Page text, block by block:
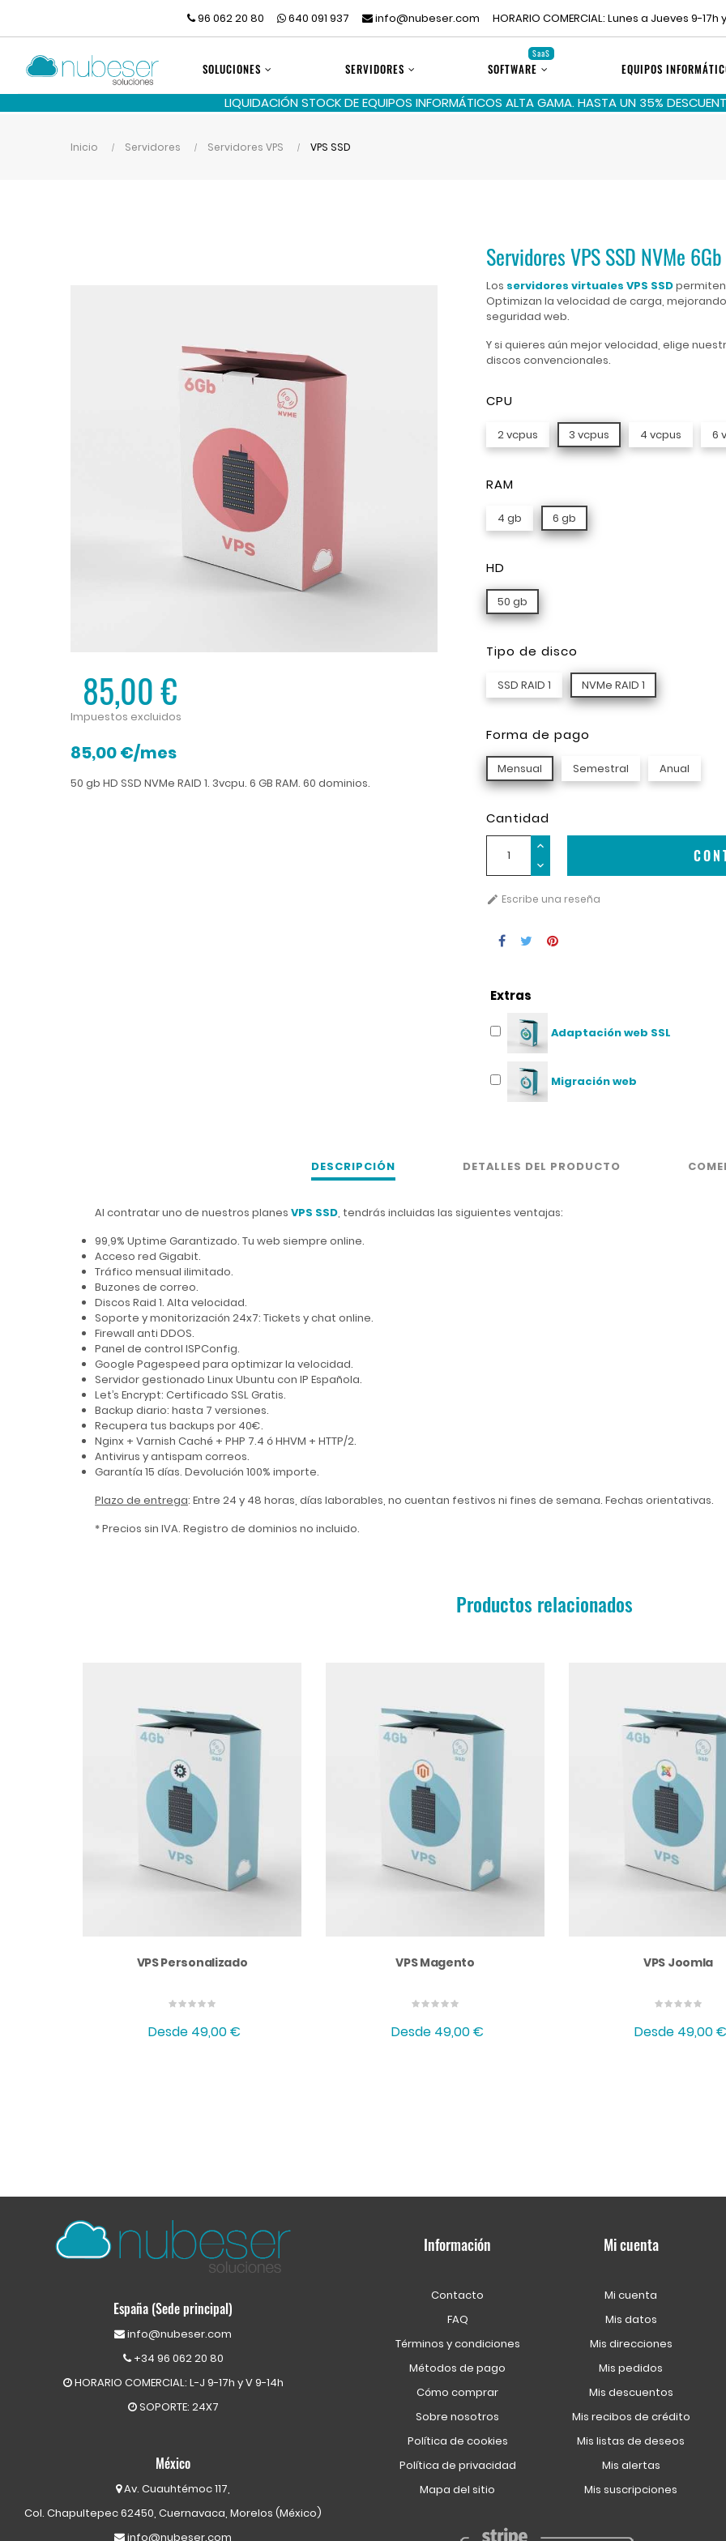
96 062 20 80 640 091 937 info@nubeser.com HORARIO COMERCIAL: Lunes a Jueves 9-
SOLUCIONES SERVIDORES SOFTWARE
SaaS
EQUIPOS
LIQUIDACIÓN STOCK DE EQUIPOS INFORMÁTICOS ALTA GAMA. HASTA UN 35%
Inicio Servidores Servidores VPS VPS SSD
85,00 €
Impuestos excluidos
85,00 €/mes
50 gb HD SSD NVMe RAID 1. 3vcpu. 6 GB RAM. 60 dominios.
Servidores VPS SSD NVMe 6Gb
Los servidores virtuales VPS SSDpermiten
Optimizan la velocidad de carga,
seguridad web.
Y si quieres aún mejor velocidad, elige
discos convencionales.
CPU
2 vcpus 3 vcpus 4 vcpus 6
RAM
4 gb 6 gb
HD
50 gb
Tipo de disco
SSD RAID 1 NVMe RAID 1
Forma de pago
Mensual Semestral Anual
Cantidad
 Escribe una reseña
Extras
Adaptación web SSL
Migración web
DESCRIPCIÓN DETALLES DEL PRODUCTO
Al contratar uno de nuestros planes VPS SSD, tendrás incluidas las siguientes ventajas:
99,9% Uptime Garantizado. Tu web siempre online.
Acceso red Gigabit.
Tráfico mensual ilimitado.
Buzones de correo.
Discos Raid 1. Alta velocidad.
Soporte y monitorización 24x7: Tickets y chat online.
Firewall anti DDOS.
Panel de control ISPConfig.
Google Pagespeed para optimizar la velocidad.
Servidor gestionado Linux Ubuntu con IP Española.
Let’s Encrypt: Certificado SSL Gratis.
Backup diario: hasta 7 versiones.
Recupera tus backups por 40€.
Nginx + Varnish Caché + PHP 7.4 ó HHVM + HTTP/2.
Antivirus y antispam correos.
Garantía 15 días. Devolución 100% importe.
Plazo de entrega: Entre 24 y 48 horas, días laborables, no cuentan festivos ni fines de semana. Fechas orientativas.
* Precios sin IVA. Registro de dominios no incluido.
Productos relacionados
VPS Personalizado
Desde 49,00 €
VPS Magento
Desde 49,00 €
VPS Joomla
Desde 49,00 €
España (Sede principal)
info@nubeser.com
+34 96 062 20 80
HORARIO COMERCIAL: L-J 9-17h y V 9-14h
SOPORTE: 24X7
México
Av. Cuauhtémoc 117,
Col. Chapultepec 62450, Cuernavaca, Morelos (México)
info@nubeser.com
Información
Contacto
FAQ
Términos y condiciones
Métodos de pago
Cómo comprar
Sobre nosotros
Política de cookies
Política de privacidad
Mapa del sitio
Mi cuenta
Mi cuenta
Mis datos
Mis direcciones
Mis pedidos
Mis descuentos
Mis recibos de crédito
Mis listas de deseos
Mis alertas
Mis suscripciones